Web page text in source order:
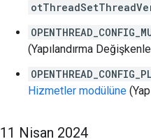
(Yapılandırma
Hizmetler modülüne
11 Nisan 2024